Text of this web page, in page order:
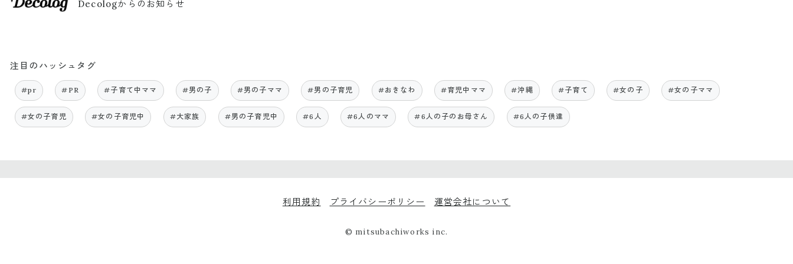
Decologからのお知らせ
注目のハッシュタグ
#pr #PR #子育て中ママ #男の子 #男の子ママ #男の子育児 #おきなわ #育児中ママ #沖縄 #子育て #女の子 #女の子ママ
#女の子育児 #女の子育児中 #大家族 #男の子育児中 #6人 #6人のママ #6人の子のお母さん #6人の子供達
利用規約 プライバシーポリシー 運営会社について
© mitsubachiworks inc.